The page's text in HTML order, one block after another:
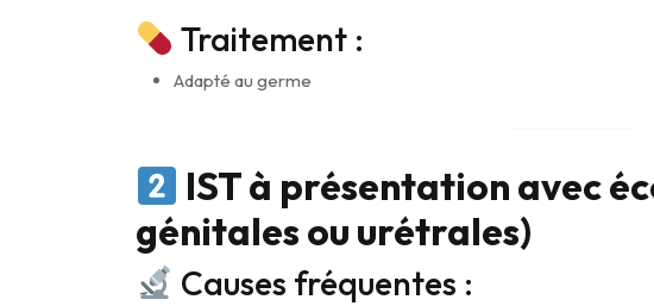
Traitement :
Adapté au germe
IST à présentation avec
génitales ou urétrales)
Causes fréquentes :